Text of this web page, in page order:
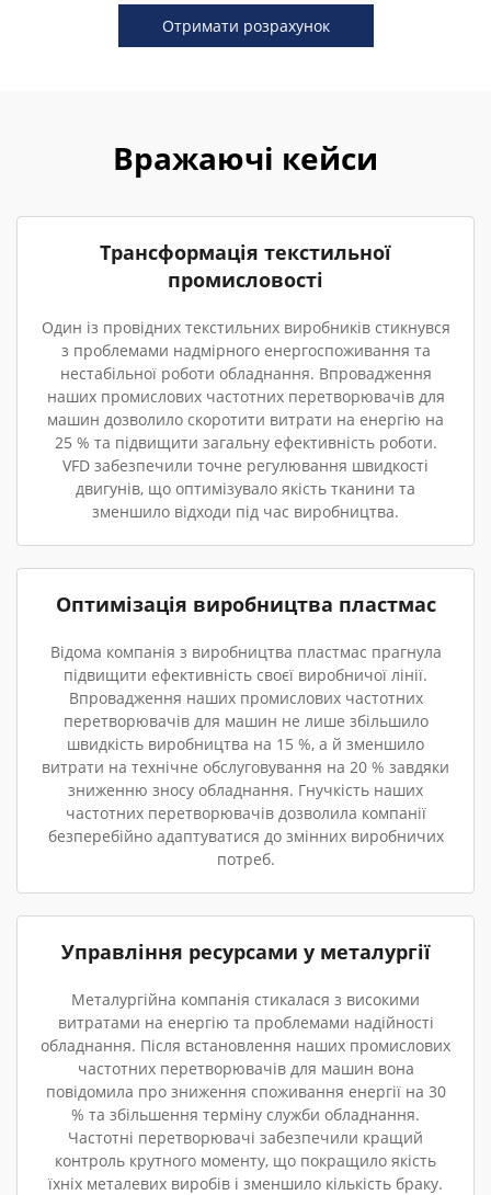
Отримати розрахунок
Вражаючі кейси
Трансформація текстильної
промисловості
Один із провідних текстильних виробників стикнувся
з проблемами надмірного енергоспоживання та
нестабільної роботи обладнання. Впровадження
наших промислових частотних перетворювачів для
машин дозволило скоротити витрати на енергію на
25 % та підвищити загальну ефективність роботи.
VFD забезпечили точне регулювання швидкості
двигунів, що оптимізувало якість тканини та
зменшило відходи під час виробництва.
Оптимізація виробництва пластмас
Відома компанія з виробництва пластмас прагнула
підвищити ефективність своєї виробничої лінії.
Впровадження наших промислових частотних
перетворювачів для машин не лише збільшило
швидкість виробництва на 15 %, а й зменшило
витрати на технічне обслуговування на 20 % завдяки
зниженню зносу обладнання. Гнучкість наших
частотних перетворювачів дозволила компанії
безперебійно адаптуватися до змінних виробничих
потреб.
Управління ресурсами у металургії
Металургійна компанія стикалася з високими
витратами на енергію та проблемами надійності
обладнання. Після встановлення наших промислових
частотних перетворювачів для машин вона
повідомила про зниження споживання енергії на 30
% та збільшення терміну служби обладнання.
Частотні перетворювачі забезпечили кращий
контроль крутного моменту, що покращило якість
їхніх металевих виробів і зменшило кількість браку.